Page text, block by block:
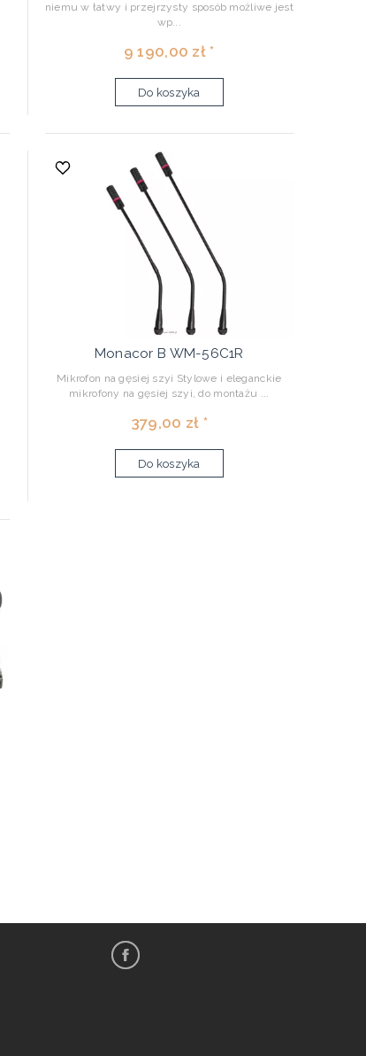
niemu w łatwy i przejrzysty sposób możliwe jest
wp...
9 190,00 zł *
Do koszyka
Monacor B WM-56C1R
Mikrofon na gęsiej szyi Stylowe i eleganckie
mikrofony na gęsiej szyi, do montażu ...
379,00 zł *
Do koszyka